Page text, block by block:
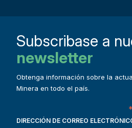
Subscribase a
newsletter
Obtenga información sobre la
Minera en todo el país.
*
DIRECCIÓN DE CORREO